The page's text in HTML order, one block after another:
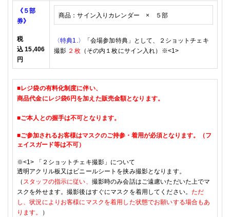
《５部
券》
税
込 15,406
円
商品：サイン入りカレンダー × ５部
〈特典1 .〉
「会場参加特典」として、２ショットチェキ
撮影 ２ 枚（その内１枚にサイン入れ）※<1>
■レジ袋の有料化制度に伴い、
商品代金にレジ袋6円を加えた販売金額となります。
■ご本人との握手は不可となります。
■ご参加されるお客様はマスクのご持参・着用が必須となります。（フ
ェイスガード等は不可）
※<1> 「 ２ショットチェキ撮影」について
透明アクリル板又はビニールシートを挟み撮影となります。
（ スタッフの指示に従い、 撮影時のみ会話はご遠慮いただいた上でマ
スクを外せます。撮影後はすぐにマスクを着用してください。 ただ
し、状況によりお客様にマスクを着用した状態でお願いする場合もあ
ります。
）